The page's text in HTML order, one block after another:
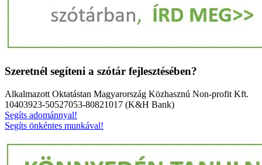
Szeretnél segíteni a szótár fejlesztésében?
Alkalmazott Oktatástan Magyarország Közhasznú Non-profit Kft.
10403923-50527053-80821017 (K&H Bank)
Segíts adománnyal!
Segíts önkéntes munkával!